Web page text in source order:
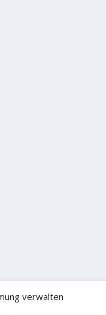
verwalten